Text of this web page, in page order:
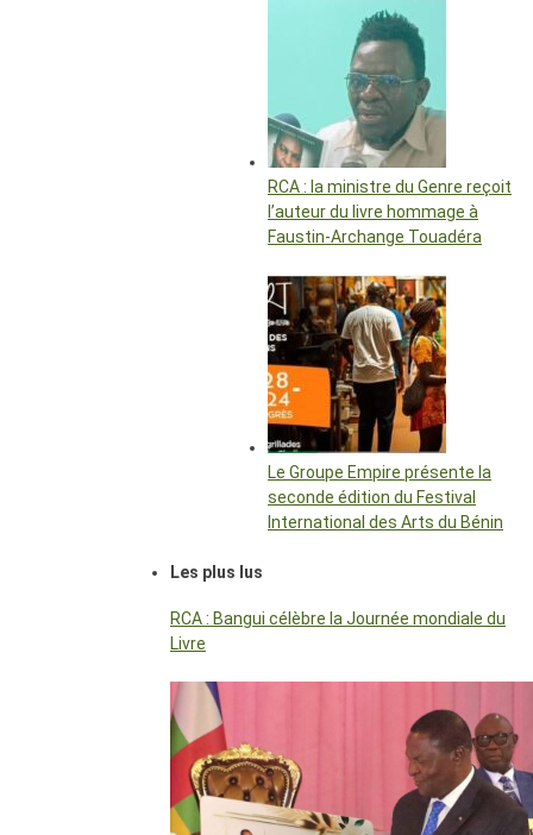
RCA : la ministre du Genre reçoit
l’auteur du livre hommage à
Faustin-Archange Touadéra
Le Groupe Empire présente la
seconde édition du Festival
International des Arts du Bénin
Les plus lus
RCA : Bangui célèbre la Journée mondiale du
Livre